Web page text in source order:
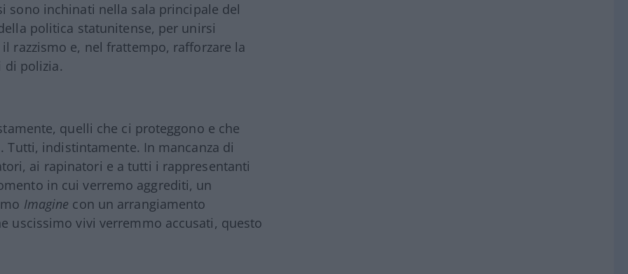
sono inchinati nella sala principale del
politica statunitense, per unirsi
razzismo e, nel frattempo, rafforzare la
polizia.
quelli che ci proteggono e che
indistintamente. In mancanza di
ai rapinatori e a tutti i rappresentanti
in cui verremo aggrediti, un
Imagine con un arrangiamento
uscissimo vivi verremmo accusati, questo